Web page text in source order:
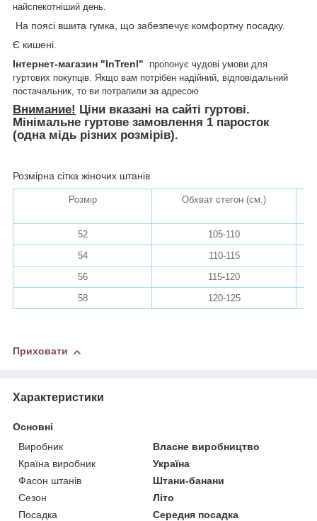
найспекотніший день.
На поясі вшита гумка, що забезпечує комфортну посадку.
Є кишені.
Інтернет-магазин "InTrenl"
пропонує чудові умови для
гуртових покупців. Якщо вам потрібен надійний, відповідальний
постачальник, то ви потрапили за адресою
Внимание! Ціни вказані на сайті гуртові.
Мінімальне гуртове замовлення 1 паросток
(одна мідь різних розмірів).
Розмірна сітка жіночих штанів
Розмір Обхват стегон (см.)
52
105-110
54
110-115
56
115-120
58
120-125
Приховати
Характеристики
Основні
Виробник
Власне виробництво
Країна виробник
Україна
Фасон штанів
Штани-банани
Сезон
Літо
Посадка
Середня посадка